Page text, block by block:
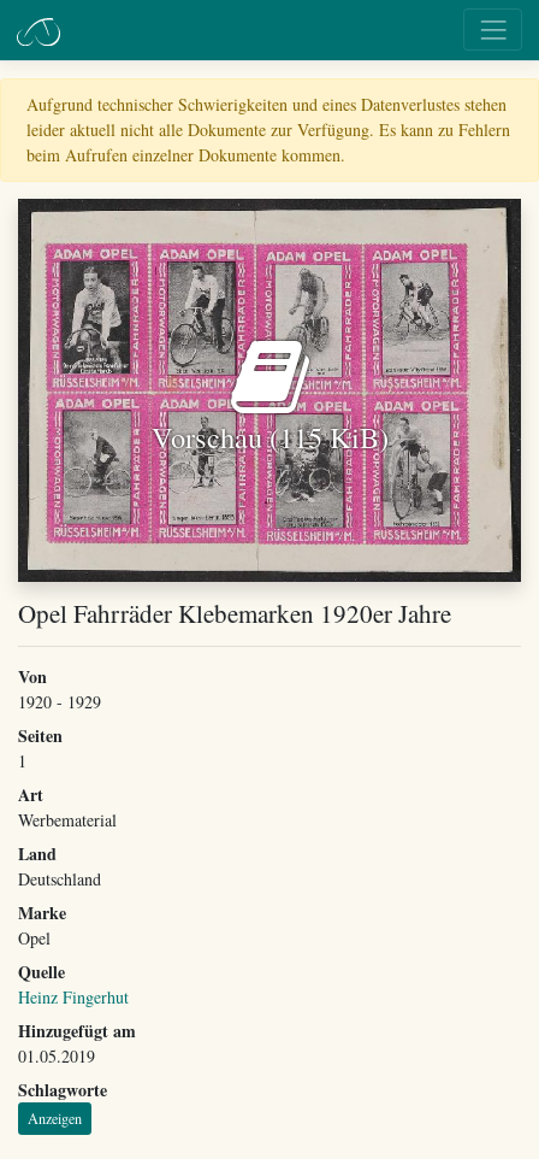
Aufgrund technischer Schwierigkeiten und eines Datenverlustes stehen
leider aktuell nicht alle Dokumente zur Verfügung. Es kann zu Fehlern
beim Aufrufen einzelner Dokumente kommen.
Vorschau (115 KiB)
Opel Fahrräder Klebemarken 1920er Jahre
Von
1920 - 1929
Seiten
1
Art
Werbematerial
Land
Deutschland
Marke
Opel
Quelle
Heinz Fingerhut
Hinzugefügt am
01.05.2019
Schlagworte
Anzeigen